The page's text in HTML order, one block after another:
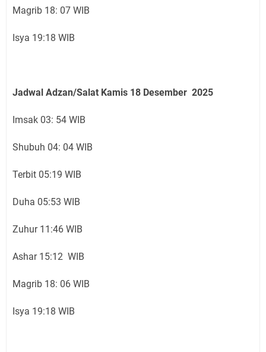
Magrib 18: 07 WIB
Isya 19:18 WIB
Jadwal Adzan/Salat Kamis 18 Desember 2025
Imsak 03: 54 WIB
Shubuh 04: 04 WIB
Terbit 05:19 WIB
Duha 05:53 WIB
Zuhur 11:46 WIB
Ashar 15:12 WIB
Magrib 18: 06 WIB
Isya 19:18 WIB